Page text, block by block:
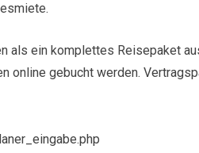
als ein komplettes Reisepaket
online gebucht werden.